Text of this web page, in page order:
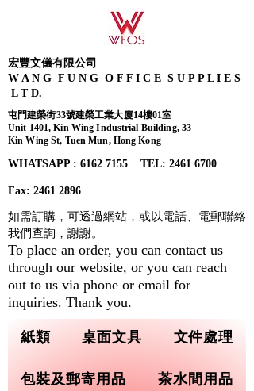
宏豐文儀有限公司
W A N G F U N G O F F I C E S U P P L I E S
L T D.
屯門建榮街33號建榮工業大廈14樓01室
Unit 1401, Kin Wing Industrial Building, 33
Kin Wing St, Tuen Mun, Hong Kong
WHATSAPP : 6162 7155​ TEL: 2461 6700
Fax: 2461 2896
紙類 桌面文具 文件處理
包裝及郵寄用品 茶水間用品
如需訂購，可透過網站，或以電話、電郵聯絡
我們查詢， 謝謝。
To place an order, you can contact us
through our website, or you can reach
out to us via phone or email for
inquiries. Thank you.